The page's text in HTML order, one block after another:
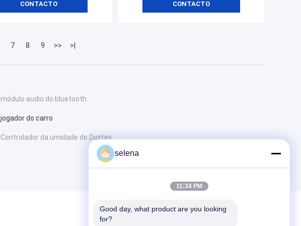
CONTACTO CONTACTO
7 8 9 >> >|
módulo audio do bluetooth
jogador do carro
Controlador da umidade de Digitas
selena
11:34 PM
Good day, what product are you looking
for?